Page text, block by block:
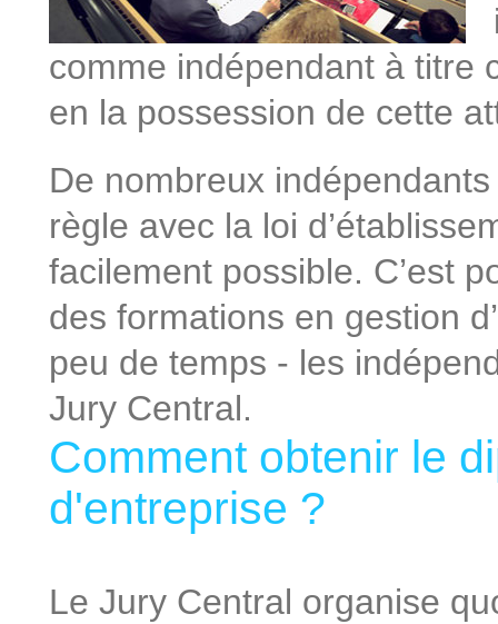
comme indépendant à titre
en la possession de cette
De nombreux
règle avec la loi
facilement possible. C’est
des formations en gestion
peu de temps - les
Jury Central.
Comment obtenir le
d'entreprise ?
Le Jury Central organise